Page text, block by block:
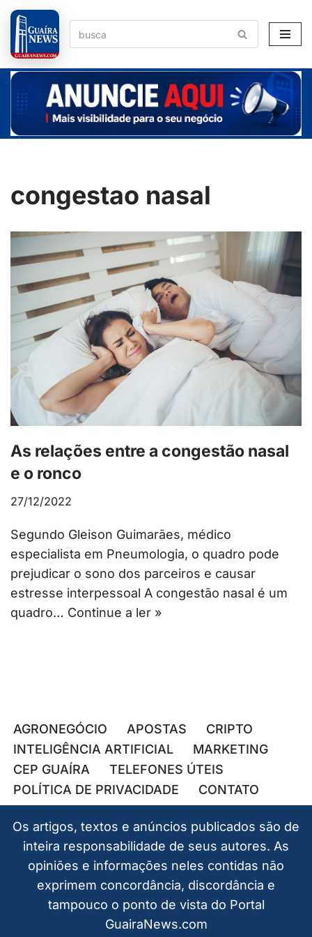
Pular
para
o
conteúdo
congestao nasal
As relações entre a congestão nasal
e o ronco
27/12/2022
Segundo Gleison Guimarães, médico
especialista em Pneumologia, o quadro pode
prejudicar o sono dos parceiros e causar
estresse interpessoal A congestão nasal é um
quadro… Continue a ler »
AGRONEGÓCIO APOSTAS
CRIPTO
INTELIGÊNCIA ARTIFICIAL
MARKETING
CEP GUAÍRA
TELEFONES ÚTEIS
POLÍTICA DE PRIVACIDADE
CONTATO
Os artigos, textos e anúncios publicados são de
inteira responsabilidade de seus autores. As
opiniões e informações neles contidas não
exprimem concordância, discordância e
tampouco o ponto de vista do Portal
GuairaNews.com